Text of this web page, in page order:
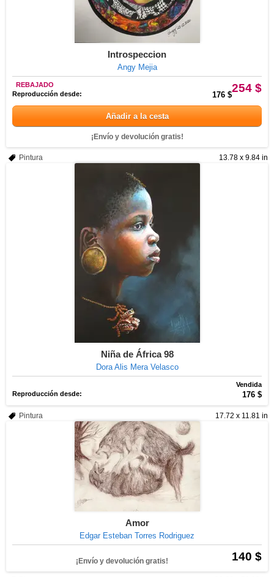
Introspeccion
Angy Mejia
254 $
REBAJADO
Reproducción desde:
176 $
Añadir a la cesta
¡Envío y devolución gratis!
13.78 x 9.84 in
Pintura
Niña de África 98
Dora Alis Mera Velasco
Vendida
Reproducción desde:
176 $
17.72 x 11.81 in
Pintura
Amor
Edgar Esteban Torres Rodriguez
140 $
¡Envío y devolución gratis!